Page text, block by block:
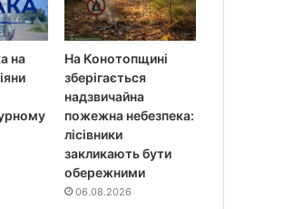
на
На Конотопщині
зберігається
надзвичайна
пожежна небезпека:
лісівники
закликають бути
обережними
06.08.2026